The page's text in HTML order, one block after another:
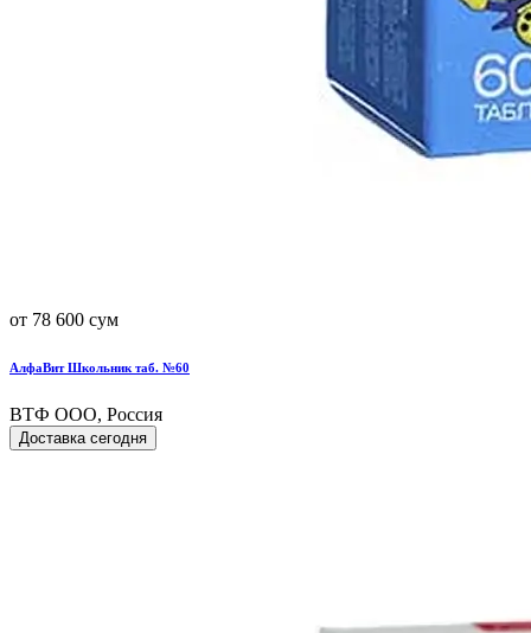
от 78 600 сум
АлфаВит Школьник таб. №60
ВТФ ООО, Россия
Доставка сегодня